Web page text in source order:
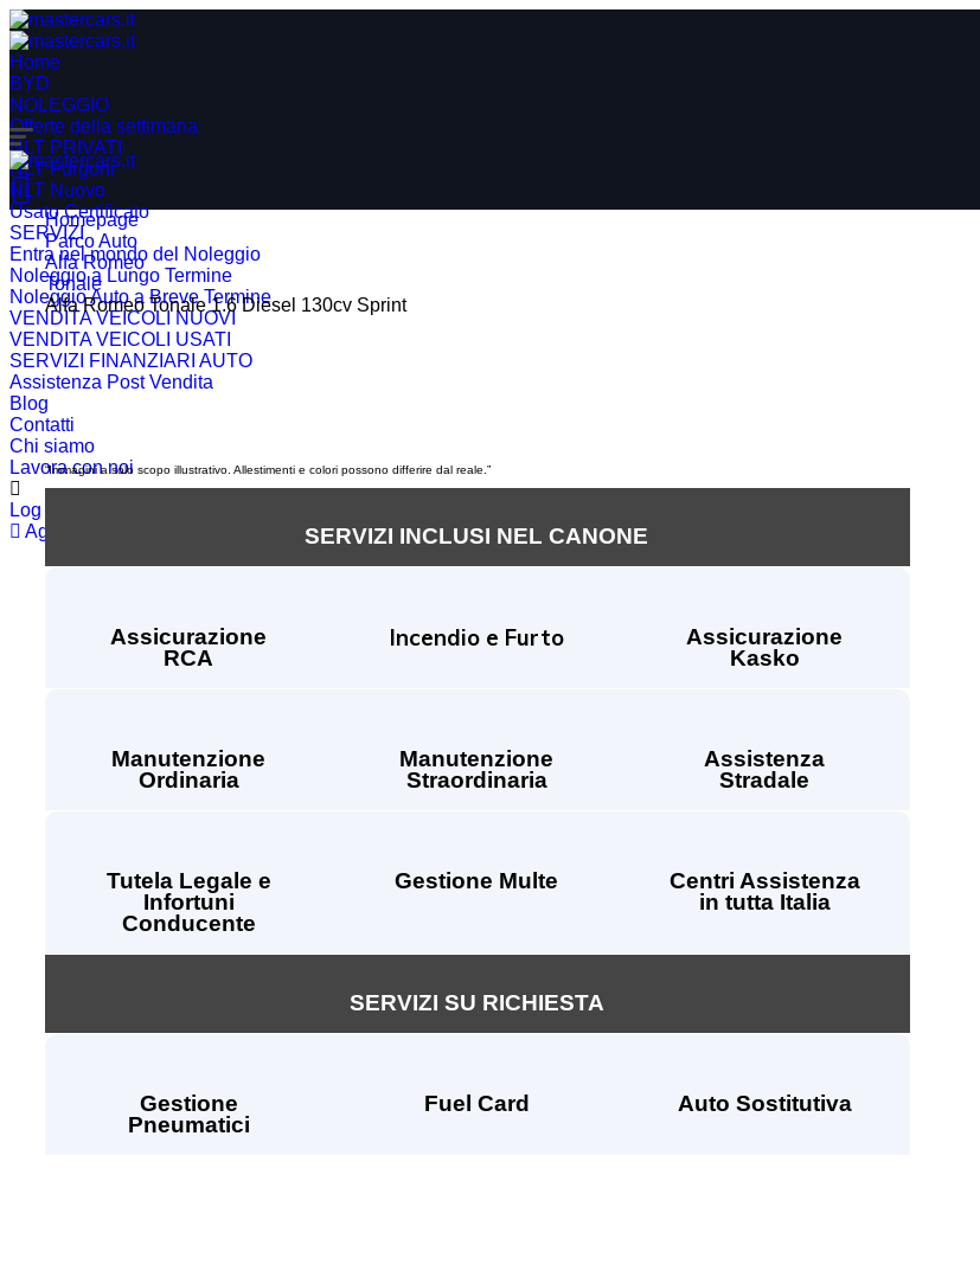
Home
BYD
NOLEGGIO
Offerte della settimana
NLT PRIVATI
NLT Furgoni
NLT Nuovo
Usato Certificato
SERVIZI
Entra nel mondo del Noleggio
Noleggio a Lungo Termine
Noleggio Auto a Breve Termine
VENDITA VEICOLI NUOVI
VENDITA VEICOLI USATI
SERVIZI FINANZIARI AUTO
Assistenza Post Vendita
Blog
Contatti
Chi siamo
Lavora con noi
Log in
Aggiungi Annuncio
Homepage
Parco Auto
Alfa Romeo
Tonale
Alfa Romeo Tonale 1.6 Diesel 130cv Sprint
“Immagini a solo scopo illustrativo. Allestimenti e colori possono differire dal reale.”
SERVIZI INCLUSI NEL CANONE
Assicurazione
RCA
Incendio e Furto
Assicurazione
Kasko
Manutenzione
Ordinaria
Manutenzione
Straordinaria
Assistenza
Stradale
Tutela Legale e
Infortuni
Conducente
Gestione Multe
Centri Assistenza
in tutta Italia
SERVIZI SU RICHIESTA
Gestione
Pneumatici
Fuel Card Auto Sostitutiva